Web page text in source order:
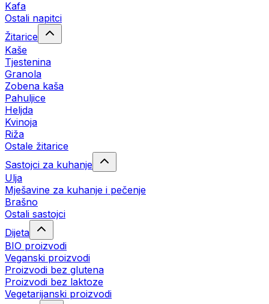
Kafa
Ostali napitci
Žitarice
Kaše
Tjestenina
Granola
Zobena kaša
Pahuljice
Heljda
Kvinoja
Riža
Ostale žitarice
Sastojci za kuhanje
Ulja
Mješavine za kuhanje i pečenje
Brašno
Ostali sastojci
Dijeta
BIO proizvodi
Veganski proizvodi
Proizvodi bez glutena
Proizvodi bez laktoze
Vegetarijanski proizvodi